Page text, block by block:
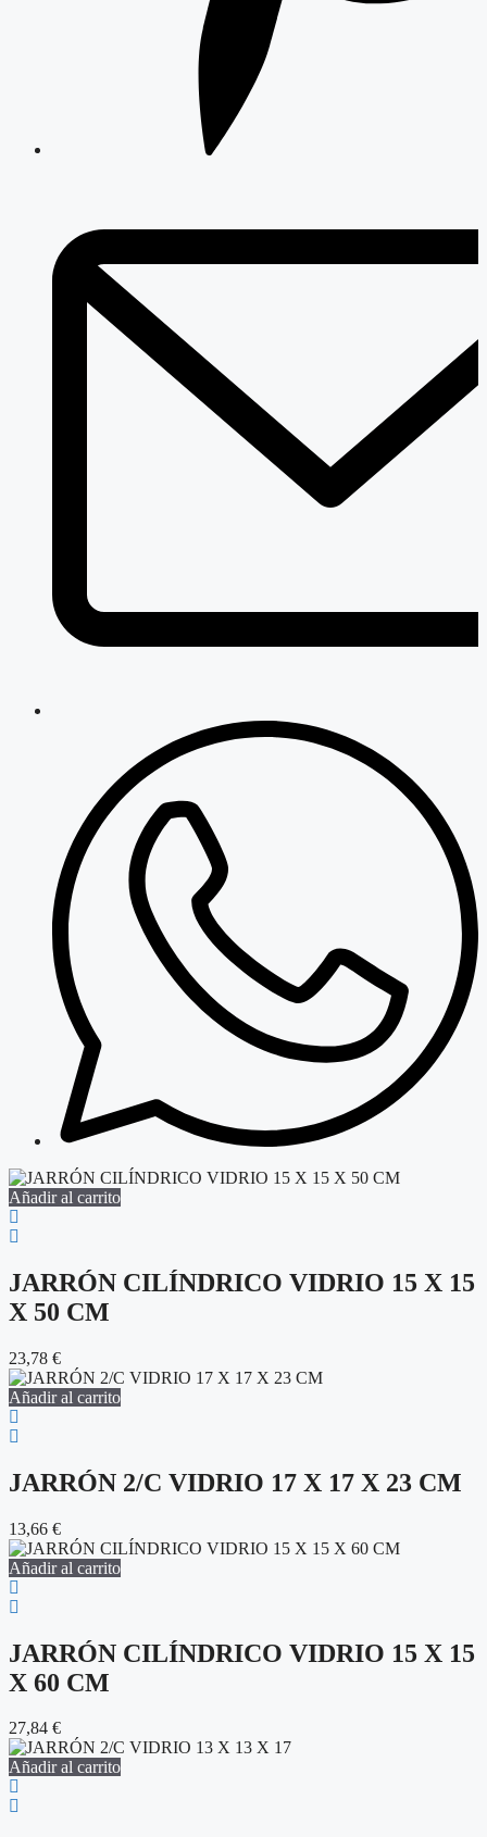
Añadir al carrito
JARRÓN CILÍNDRICO VIDRIO 15 X 15
X 50 CM
23,78 €
Añadir al carrito
JARRÓN 2/C VIDRIO 17 X 17 X 23 CM
13,66 €
Añadir al carrito
JARRÓN CILÍNDRICO VIDRIO 15 X 15
X 60 CM
27,84 €
Añadir al carrito